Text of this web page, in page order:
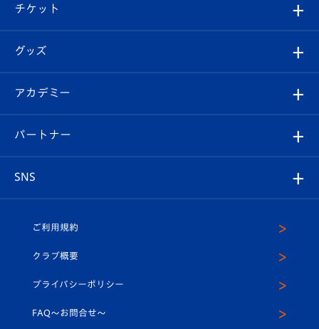
チケット
イベント
メディア
ホームタウン
エンブレム紹介
スタッフプロフィール
マスコット紹介
平和祈念活動
はじめての観戦ガイド
Revive Team
ヴィヴィくんの長崎おもてなしガイド
試合日程/結果
フォトギャラリー
スタジアムグルメ
チケット
チケット
V-LOVERS（ファンクラブ）
プレイヤーズスイート
グッズ
オンラインショップ
店舗情報
アカデミー
育成からのお知らせ
U-18
スクール
パートナー
SNS
ヴィヴィくんインスタグラム
公式LINE＠
ご利用規約
クラブ概要
プライバシーポリシー
FAQ〜お問合せ〜